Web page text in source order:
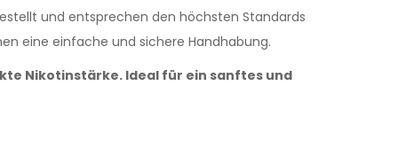
und entsprechen den höchsten Standards
eine einfache und sichere Handhabung.
Nikotinstärke. Ideal für ein sanftes und